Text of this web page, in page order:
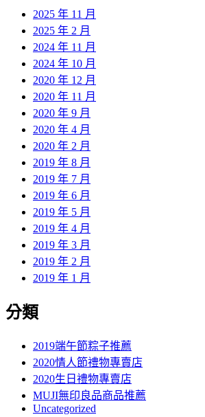
2025 年 11 月
2025 年 2 月
2024 年 11 月
2024 年 10 月
2020 年 12 月
2020 年 11 月
2020 年 9 月
2020 年 4 月
2020 年 2 月
2019 年 8 月
2019 年 7 月
2019 年 6 月
2019 年 5 月
2019 年 4 月
2019 年 3 月
2019 年 2 月
2019 年 1 月
分類
2019端午節粽子推薦
2020情人節禮物專賣店
2020生日禮物專賣店
MUJI無印良品商品推薦
Uncategorized